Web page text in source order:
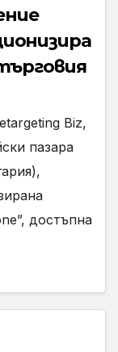
Biz,
пазара
достъпна